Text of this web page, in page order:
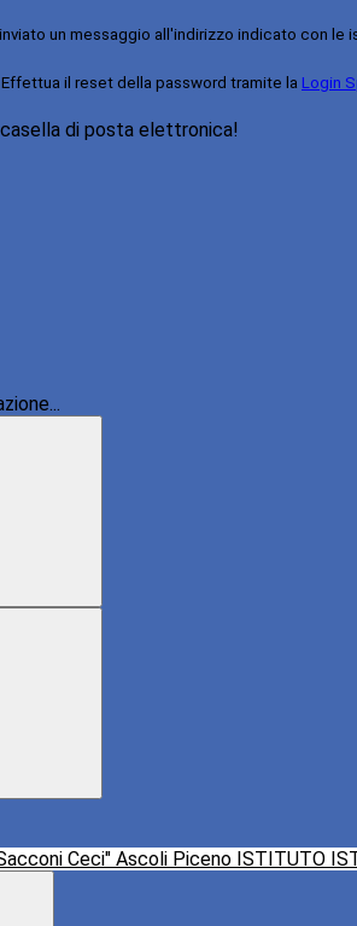
un messaggio all'indirizzo indicato con le
il reset della password tramite la Login
di posta elettronica!
ISTITUTO